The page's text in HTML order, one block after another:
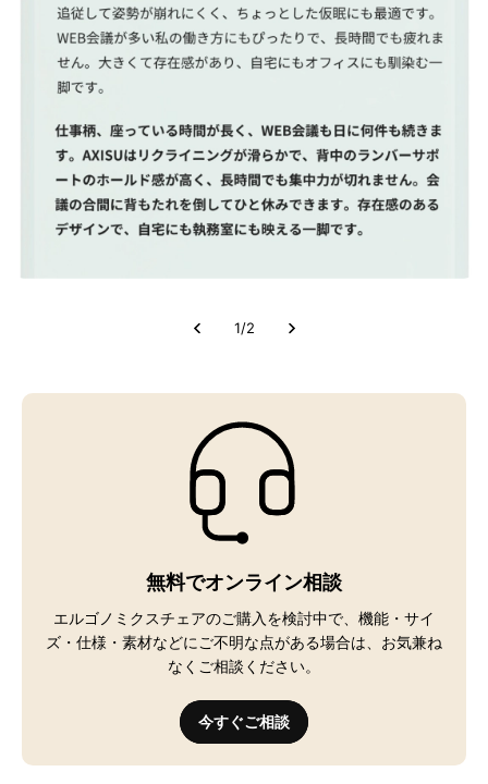
1/2
無料でオンライン相談
エルゴノミクスチェアのご購入を検討中で、機能・サイ
ズ・仕様・素材などにご不明な点がある場合は、お気兼ね
なくご相談ください。
今すぐご相談